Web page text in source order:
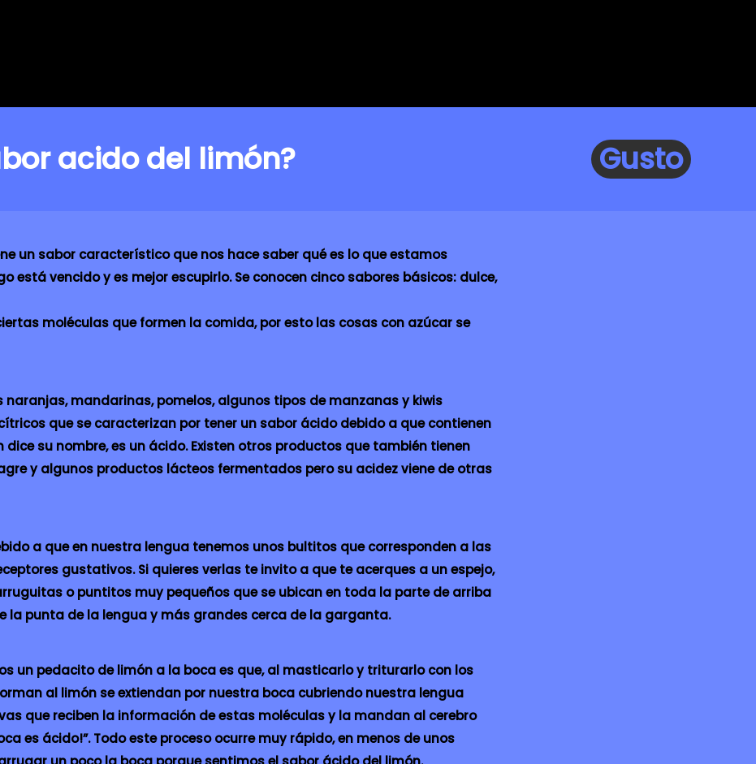
acido del limón? Gusto
un sabor característico que nos hace saber qué es lo que estamos
está vencido y es mejor escupirlo. Se conocen cinco sabores básicos: dulce,
moléculas que formen la comida, por esto las cosas con azúcar se
mandarinas, pomelos, algunos tipos de manzanas y kiwis
que se caracterizan por tener un sabor ácido debido a que contienen
su nombre, es un ácido. Existen otros productos que también tienen
y algunos productos lácteos fermentados pero su acidez viene de otras
a que en nuestra lengua tenemos unos bultitos que corresponden a las
gustativos. Si quieres verlas te invito a que te acerques a un espejo,
o puntitos muy pequeños que se ubican en toda la parte de arriba
la punta de la lengua y más grandes cerca de la garganta.
un pedacito de limón a la boca es que, al masticarlo y triturarlo con los
al limón se extiendan por nuestra boca cubriendo nuestra lengua
que reciben la información de estas moléculas y la mandan al cerebro
es ácido!”. Todo este proceso ocurre muy rápido, en menos de unos